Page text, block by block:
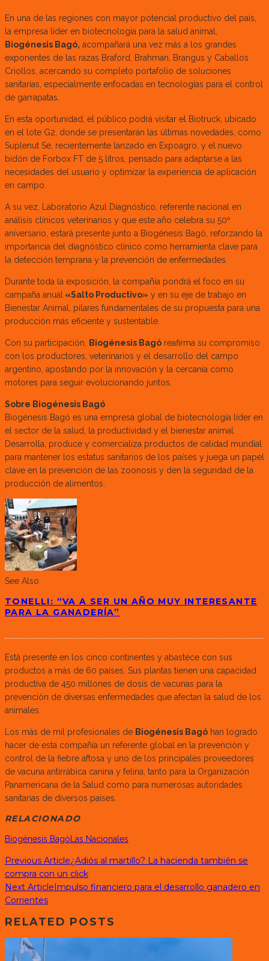
En una de las regiones con mayor potencial productivo del país,
la empresa líder en biotecnología para la salud animal,
Biogénesis Bagó, acompañará una vez más a los grandes
exponentes de las razas Braford, Brahman, Brangus y Caballos
Criollos, acercando su completo portafolio de soluciones
sanitarias, especialmente enfocadas en tecnologías para el control
de garrapatas.
En esta oportunidad, el público podrá visitar el Biotruck, ubicado
en el lote G2, donde se presentarán las últimas novedades, como
Suplenut Se, recientemente lanzado en Expoagro, y el nuevo
bidón de Forbox FT de 5 litros, pensado para adaptarse a las
necesidades del usuario y optimizar la experiencia de aplicación
en campo.
A su vez, Laboratorio Azul Diagnóstico, referente nacional en
análisis clínicos veterinarios y que este año celebra su 50º
aniversario, estará presente junto a Biogénesis Bagó, reforzando la
importancia del diagnóstico clínico como herramienta clave para
la detección temprana y la prevención de enfermedades.
Durante toda la exposición, la compañía pondrá el foco en su
campaña anual «Salto Productivo» y en su eje de trabajo en
Bienestar Animal, pilares fundamentales de su propuesta para una
producción más eficiente y sustentable.
Con su participación, Biogénesis Bagó reafirma su compromiso
con los productores, veterinarios y el desarrollo del campo
argentino, apostando por la innovación y la cercanía como
motores para seguir evolucionando juntos.
Sobre Biogénesis Bagó
Biogénesis Bagó es una empresa global de biotecnología líder en
el sector de la salud, la productividad y el bienestar animal.
Desarrolla, produce y comercializa productos de calidad mundial
para mantener los estatus sanitarios de los países y juega un papel
clave en la prevención de las zoonosis y den la seguridad de la
producción de alimentos.
See Also
TONELLI: “VA A SER UN AÑO MUY INTERESANTE
PARA LA GANADERÍA”
Está presente en los cinco continentes y abastece con sus
productos a más de 60 países. Sus plantas tienen una capacidad
productiva de 450 millones de dosis de vacunas para la
prevención de diversas enfermedades que afectan la salud de los
animales.
Los más de mil profesionales de Biogénesis Bagó han logrado
hacer de esta compañía un referente global en la prevención y
control de la fiebre aftosa y uno de los principales proveedores
de vacuna antirrábica canina y felina, tanto para la Organización
Panamericana de la Salud como para numerosas autoridades
sanitarias de diversos países.
RELACIONADO
Biogénesis BagóLas Nacionales
Previous Article¿Adiós al martillo? La hacienda también se
compra con un click
Next Article Impulso financiero para el desarrollo ganadero en
Corrientes
RELATED POSTS